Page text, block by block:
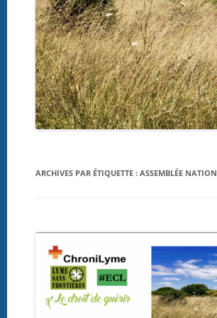
ARCHIVES PAR ÉTIQUETTE : ASSEMBLÉE